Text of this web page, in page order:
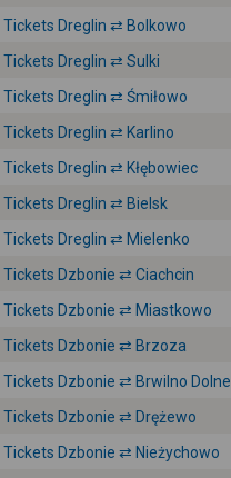
Tickets Dreglin ⇄ Bolkowo
Tickets Dreglin ⇄ Sulki
Tickets Dreglin ⇄ Śmiłowo
Tickets Dreglin ⇄ Karlino
Tickets Dreglin ⇄ Kłębowiec
Tickets Dreglin ⇄ Bielsk
Tickets Dreglin ⇄ Mielenko
Tickets Dzbonie ⇄ Ciachcin
Tickets Dzbonie ⇄ Miastkowo
Tickets Dzbonie ⇄ Brzoza
Tickets Dzbonie ⇄ Brwilno Dolne
Tickets Dzbonie ⇄ Drężewo
Tickets Dzbonie ⇄ Nieżychowo